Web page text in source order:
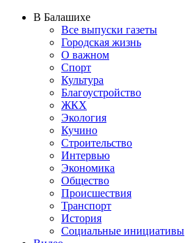
В Балашихе
Все выпуски газеты
Городская жизнь
О важном
Спорт
Культура
Благоустройство
ЖКХ
Экология
Кучино
Строительство
Интервью
Экономика
Общество
Происшествия
Транспорт
История
Социальные инициативы